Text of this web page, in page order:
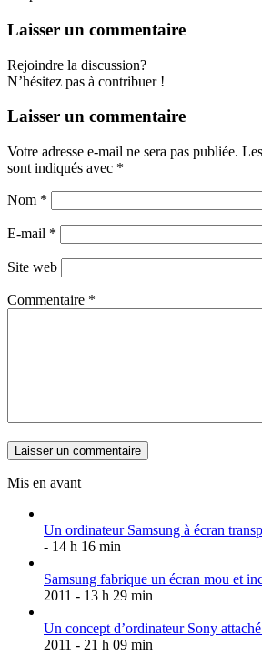
Laisser un commentaire
Rejoindre la discussion?
N’hésitez pas à contribuer !
Laisser un commentaire
Votre adresse e-mail ne sera pas publiée.
sont indiqués avec *
Nom *
E-mail *
Site web
Commentaire *
Mis en avant
Un ordinateur Samsung à écran
- 14 h 16 min
Samsung fabrique un écran mou et
2011 - 13 h 29 min
Un concept d’ordinateur Sony
2011 - 21 h 09 min